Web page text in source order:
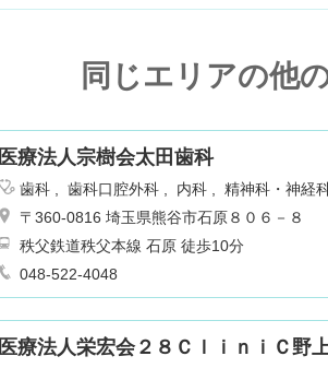
同じエリアの他
医療法人宗樹会太田歯科
歯科 歯科口腔外科 内科
精神科・神経
〒360-0816 埼玉県熊谷市石原８０６－８
秩父鉄道秩父本線 石原 徒歩10分
048-522-4048
医療法人栄宏会２８ＣｌｉｎｉＣ野